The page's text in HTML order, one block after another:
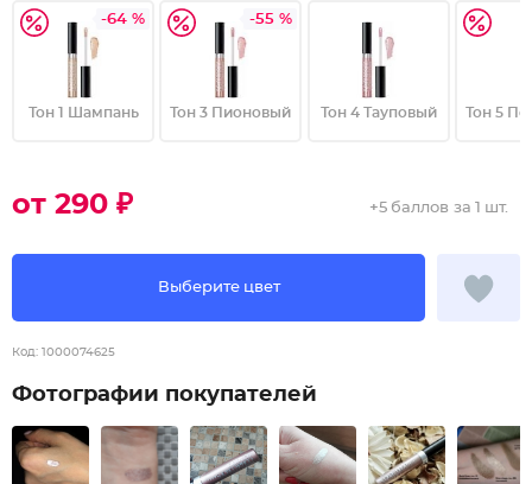
-64 %
Тон 1 Шампань
-55 %
Тон 3 Пионовый Тон 4 Тауповый Тон 5
от 290 ₽
Выберите цвет
+5 баллов за 1 шт.
Код: 1000074625
Фотографии покупателей